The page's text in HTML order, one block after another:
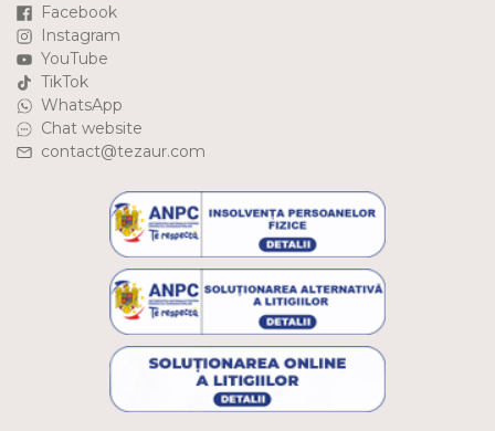
Facebook
Instagram
YouTube
TikTok
WhatsApp
Chat website
contact@tezaur.com